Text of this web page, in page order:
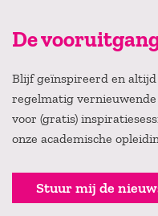
De
Blijf geïnspireerd en
regelmatig
voor (gratis)
onze academische
Stuur mij de